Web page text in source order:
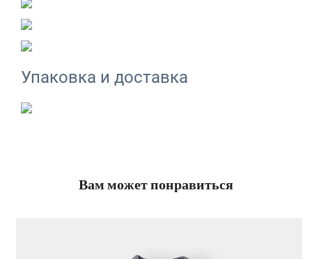
Упаковка и доставка
Вам может понравиться